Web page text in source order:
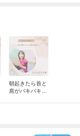
朝起きたら首と
肩がパキパキ！